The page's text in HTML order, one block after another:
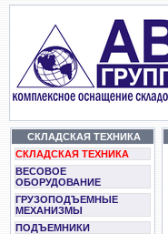
СКЛАДСКАЯ ТЕХНИКА
СКЛАДСКАЯ ТЕХНИКА
ВЕСОВОЕ
ОБОРУДОВАНИЕ
ГРУЗОПОДЪЕМНЫЕ
МЕХАНИЗМЫ
ПОДЪЕМНИКИ